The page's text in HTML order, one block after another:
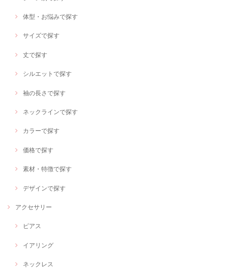
体型・お悩みで探す
サイズで探す
丈で探す
シルエットで探す
袖の長さで探す
ネックラインで探す
カラーで探す
価格で探す
素材・特徴で探す
デザインで探す
アクセサリー
ピアス
イアリング
ネックレス